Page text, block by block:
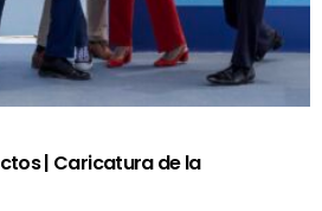
| Caricatura de la